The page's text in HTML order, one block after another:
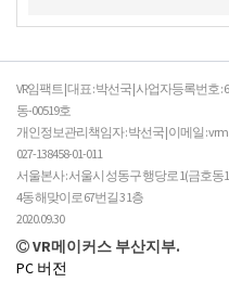
VR임팩트 | 대표 : 박선국 | 사업자등록번호 :
동-00519호
개인정보관리책임자 : 박선국 | 이메일 :
027-138458-01-011
서울본사 : 서울시 성동구 행당로 1(금호동
4동 해맞이로 67번길 3 1층
2020.09.30
VR메이커스 부산지부.
PC 버전